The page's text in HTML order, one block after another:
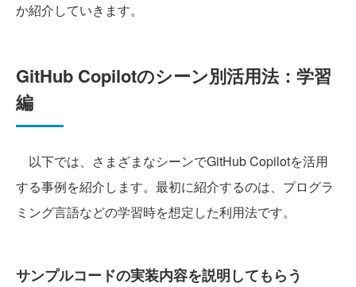
か紹介していきます。
GitHub Copilotのシーン別活用法：学習
編
以下では、さまざまなシーンでGitHub Copilotを活用
する事例を紹介します。最初に紹介するのは、プログラ
ミング言語などの学習時を想定した利用法です。
サンプルコードの実装内容を説明してもらう